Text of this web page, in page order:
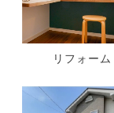
リフォー